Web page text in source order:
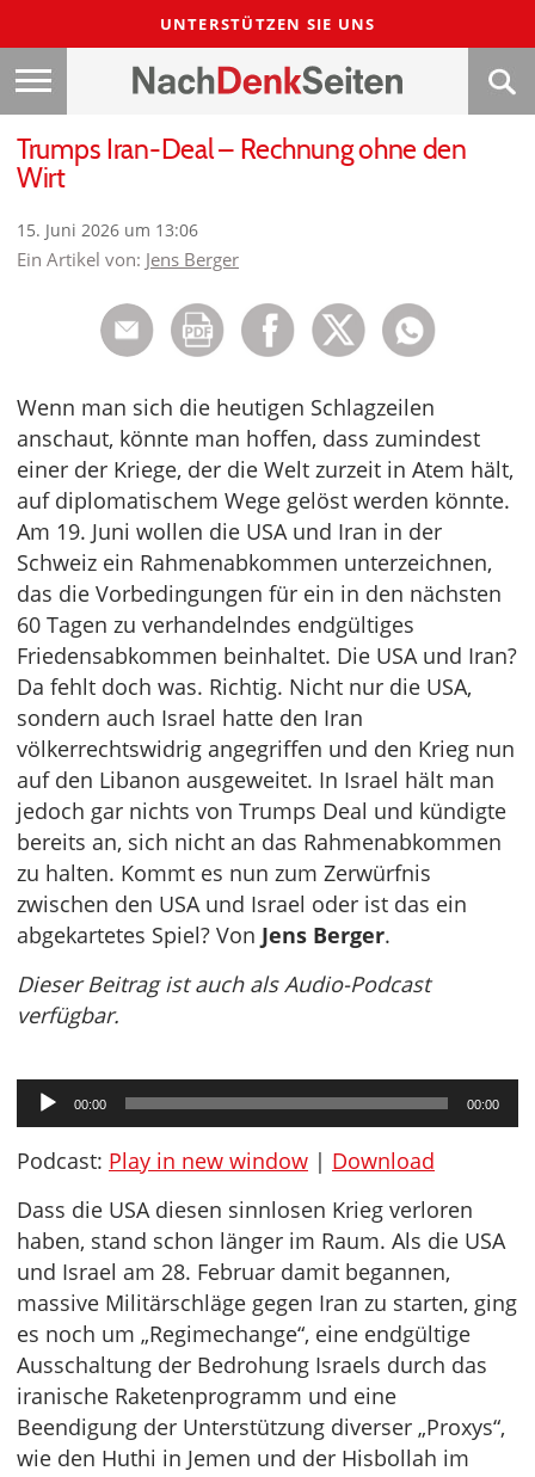
UNTERSTÜTZEN SIE UNS
Trumps Iran-Deal – Rechnung ohne den
Wirt
15. Juni 2026 um 13:06
Ein Artikel von: Jens Berger
Wenn man sich die heutigen Schlagzeilen
anschaut, könnte man hoffen, dass zumindest
einer der Kriege, der die Welt zurzeit in Atem hält,
auf diplomatischem Wege gelöst werden könnte.
Am 19. Juni wollen die USA und Iran in der
Schweiz ein Rahmenabkommen unterzeichnen,
das die Vorbedingungen für ein in den nächsten
60 Tagen zu verhandelndes endgültiges
Friedensabkommen beinhaltet. Die USA und Iran?
Da fehlt doch was. Richtig. Nicht nur die USA,
sondern auch Israel hatte den Iran
völkerrechtswidrig angegriffen und den Krieg nun
auf den Libanon ausgeweitet. In Israel hält man
jedoch gar nichts von Trumps Deal und kündigte
bereits an, sich nicht an das Rahmenabkommen
zu halten. Kommt es nun zum Zerwürfnis
zwischen den USA und Israel oder ist das ein
abgekartetes Spiel? Von Jens Berger.
Dieser Beitrag ist auch als Audio-Podcast
verfügbar.
Audio-
Player
00:00 00:00
Podcast: Play in new window | Download
Dass die USA diesen sinnlosen Krieg verloren
haben, stand schon länger im Raum. Als die USA
und Israel am 28. Februar damit begannen,
massive Militärschläge gegen Iran zu starten, ging
es noch um „Regimechange“, eine endgültige
Ausschaltung der Bedrohung Israels durch das
iranische Raketenprogramm und eine
Beendigung der Unterstützung diverser „Proxys“,
wie den Huthi in Jemen und der Hisbollah im